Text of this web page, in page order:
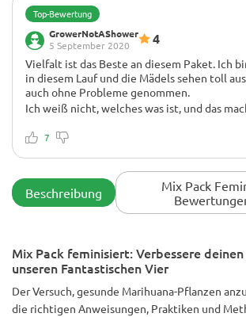
Top-Bewertung
GrowerNotAShower
5 September 2020
4
Vielfalt ist das Beste an diesem Paket. Ich
in diesem Lauf und die Mädels sehen toll
auch ohne Probleme genommen.
Ich weiß nicht, welches was ist, und das
Auch hier habe ich das Gefühl, dass es ein
ist oder ob es sich nur um den Phänotyp
Samens handelt.
7
Beschreibung
Mix Pack
Mix Pack feminisiert: Verbessere
unseren Fantastischen Vier
Der Versuch, gesunde Marihuana-Pflanzen
die richtigen Anweisungen, Praktiken und